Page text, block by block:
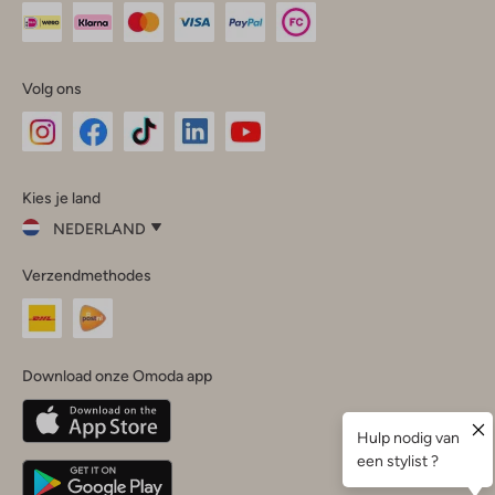
Volg ons
InstagramFacebook
Kies je land
NEDERLAND
je
land
Nederland
Belgique(Français)
Deutschland
Verzendmethodes
Download onze Omoda app